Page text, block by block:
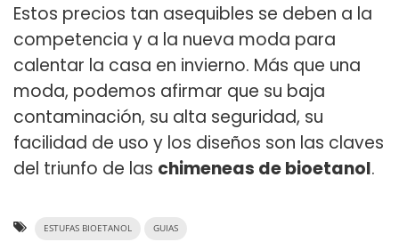
Estos precios tan asequibles se deben a la
competencia y a la nueva moda para
calentar la casa en invierno. Más que una
moda, podemos afirmar que su baja
contaminación, su alta seguridad, su
facilidad de uso y los diseños son las claves
del triunfo de las chimeneas de bioetanol.
ESTUFAS BIOETANOL GUIAS